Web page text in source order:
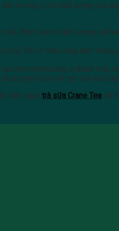
hương vị và chất lượng của
thơm và có hàm lượng
Trà có màu vàng đặc
nên một hương vị thanh mát,
phối trộn với các loại trái
đến ngay trà sữa Crane Tea để